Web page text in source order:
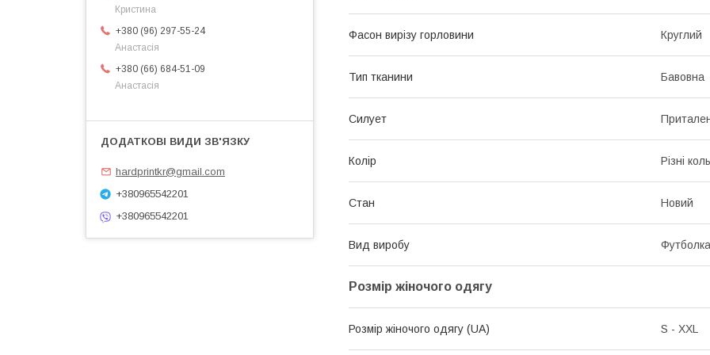
Фасон вирізу горловини Круглий
Тип тканини Бавовна
Силует
Колір Різні
Стан Новий
Вид виробу Футболка
Розмір жіночого одягу
Розмір жіночого одягу (UA) S - XXL
Кристина
+380 (96) 297-55-24
Анастасія
+380 (66) 684-51-09
Анастасія
hardprintkr@gmail.com
+380965542201
+380965542201